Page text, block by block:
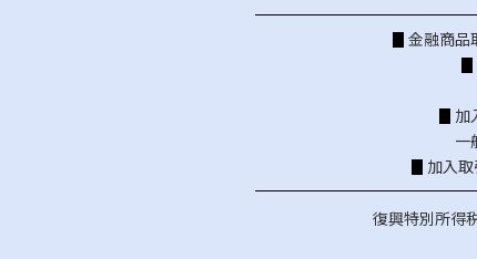
金融商品
加
一
加入
復興特別所得